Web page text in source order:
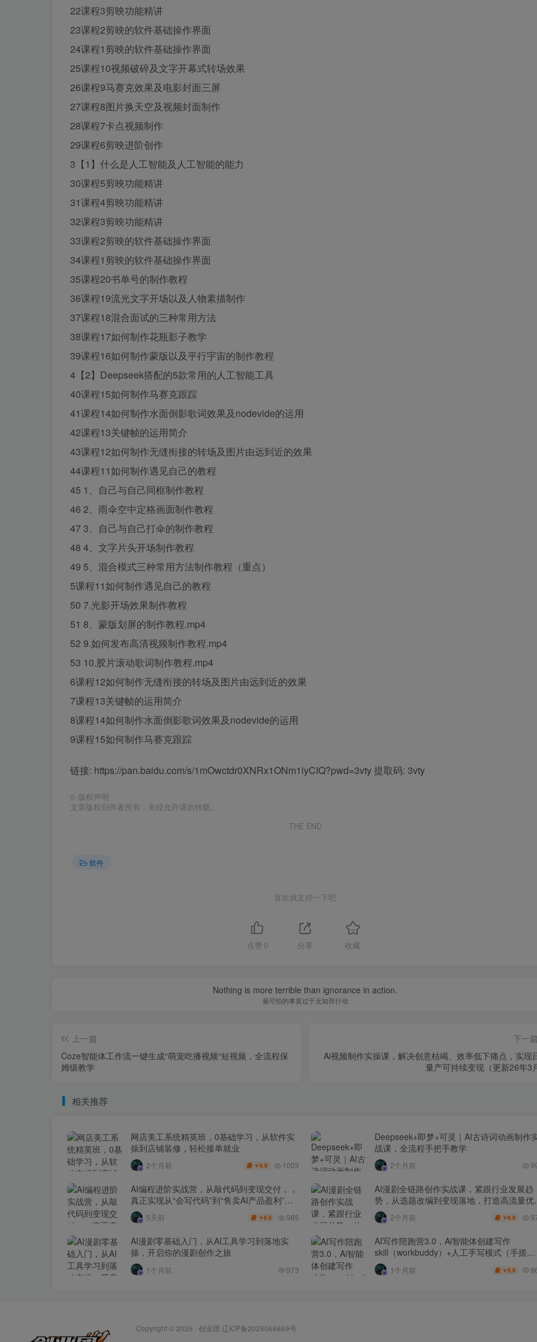
22课程3剪映功能精讲
23课程2剪映的软件基础操作界面
24课程1剪映的软件基础操作界面
25课程10视频破碎及文字开幕式转场效果
26课程9马赛克效果及电影封面三屏
27课程8图片换天空及视频封面制作
28课程7卡点视频制作
29课程6剪映进阶创作
3【1】什么是人工智能及人工智能的能力
30课程5剪映功能精讲
31课程4剪映功能精讲
32课程3剪映功能精讲
33课程2剪映的软件基础操作界面
34课程1剪映的软件基础操作界面
35课程20书单号的制作教程
36课程19流光文字开场以及人物素描制作
37课程18混合面试的三种常用方法
38课程17如何制作花瓶影子教学
39课程16如何制作蒙版以及平行宇宙的制作教程
4【2】Deepseek搭配的5款常用的人工智能工具
40课程15如何制作马赛克跟踪
41课程14如何制作水面倒影歌词效果及nodevide的运用
42课程13关键帧的运用简介
43课程12如何制作无缝衔接的转场及图片由远到近的效果
44课程11如何制作遇见自己的教程
45 1、自己与自己同框制作教程
46 2、雨伞空中定格画面制作教程
47 3、自己与自己打伞的制作教程
48 4、文字片头开场制作教程
49 5、混合模式三种常用方法制作教程（重点）
5课程11如何制作遇见自己的教程
50 7.光影开场效果制作教程
51 8、蒙版划屏的制作教程.mp4
52 9.如何发布高清视频制作教程.mp4
53 10.胶片滚动歌词制作教程.mp4
6课程12如何制作无缝衔接的转场及图片由远到近的效果
7课程13关键帧的运用简介
8课程14如何制作水面倒影歌词效果及nodevide的运用
9课程15如何制作马赛克跟踪
链接: https://pan.baidu.com/s/1mOwctdr0XNRx1ONm1iyCIQ?pwd=3vty 提取码: 3vty
© 版权声明
文章版权归作者所有，未经允许请勿转载。
THE END
软件
喜欢就支持一下吧
点赞 0 分享 收藏
Nothing is more terrible than ignorance in action.
最可怕的事莫过于无知而行动
上一篇
Coze智能体工作流一键生成“萌宠吃播视频“短视频，全流程保
姆级教学
下一篇
Ai视频制作实操课，解决创意枯竭、效率低下痛点，实现
量产可持续变现（更新26年3
相关推荐
网店美工系统精英班，0基础学习，从软件实
操到店铺装修，轻松接单就业
2个月前 ￥6.6 1003
Deepseek+即梦+可灵｜AI古诗词动画制作
战课，全流程手把手教学
2个月前
AI编程进阶实战营，从敲代码到变现交付，，
真正实现从“会写代码”到“售卖AI产品盈利”的
跨越
5天前 ￥6.6 985
AI漫剧全链路创作实战课，紧跟行业发展趋
势，从选题改编到变现落地，打造高流量优
作品
2个月前 ￥6.6
AI漫剧零基础入门，从AI工具学习到落地实
操，开启你的漫剧创作之旅
1个月前 973
AI写作陪跑营3.0，Ai智能体创建写作
skill（workbuddy）+人工手写模式（手搓模
式），去除AI痕迹（头条号、公众号、百家
号） 1个月前 ￥6.6
Copyright © 2025 · 创业团 辽ICP备2025066689号